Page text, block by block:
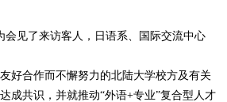
见了来访客人，日语系、国际交流中心
合作而不懈努力的北陆大学校方及有关
成共识，并就推动“外语+专业”复合型人才